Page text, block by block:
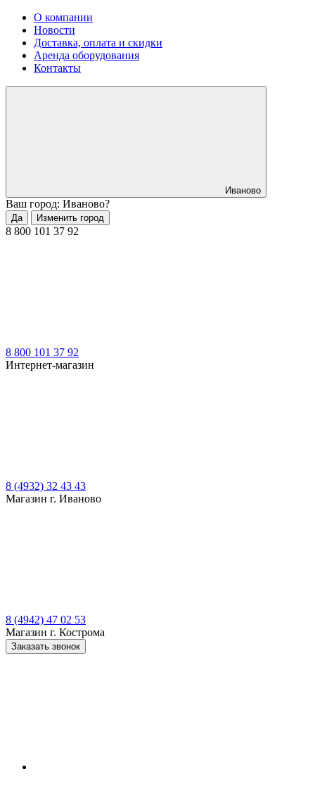
О компании
Новости
Доставка, оплата и скидки
Аренда оборудования
Контакты
Иваново
Ваш город: Иваново?
Да Изменить город
8 800 101 37 92
8 800 101 37 92
Интернет-магазин
8 (4932) 32 43 43
Магазин г. Иваново
8 (4942) 47 02 53
Магазин г. Кострома
Заказать звонок